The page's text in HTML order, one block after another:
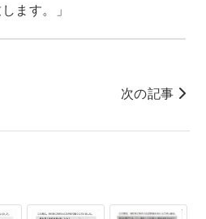
ます。」
次の記事